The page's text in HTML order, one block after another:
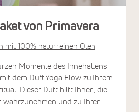
von Primavera
mit 100% naturreinen Ölen
Momente des Innehaltens
dem Duft Yoga Flow zu Ihrem
Dieser Duft hilft Ihnen, die
wahrzunehmen und zu Ihrer